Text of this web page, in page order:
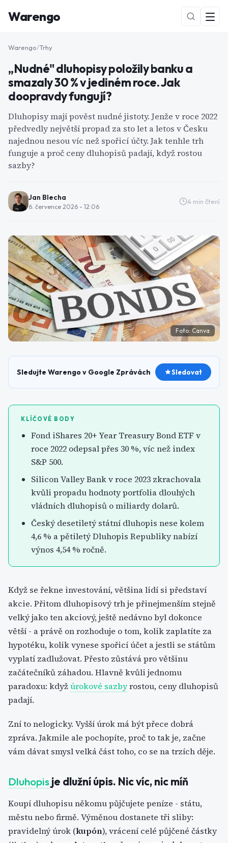
Warengo
NOVÉ
Warengo/Trhy
„Nudné" dluhopisy položily banku a
smazaly 30 % v jediném roce. Jak
doopravdy fungují?
Dluhopisy mají pověst nudné jistoty. Jenže v roce 2022
předvedly největší propad za sto let a letos v Česku
najednou nesou víc než spořicí účty. Jak tenhle trh
funguje a proč ceny dluhopisů padají, když rostou
sazby?
Jan Blecha
6. července 2026 - 12:06
4 min čtení
Foto: Canva
Sledujte Warengo v Google Zprávách Sledovat
KLÍČOVÉ BODY
Fond iShares 20+ Year Treasury Bond ETF v
roce 2022 odepsal přes 30 %, víc než index
S&P 500.
Silicon Valley Bank v roce 2023 zkrachovala
kvůli propadu hodnoty portfolia dlouhých
vládních dluhopisů o miliardy dolarů.
Český desetiletý státní dluhopis nese kolem
4,6 % a pětiletý Dluhopis Republiky nabízí
výnos 4,54 % ročně.
Když se řekne investování, většina lidí si představí
akcie. Přitom dluhopisový trh je přinejmenším stejně
velký jako ten akciový, ještě nedávno byl dokonce
větší - a právě on rozhoduje o tom, kolik zaplatíte za
hypotéku, kolik vynese spořicí účet a jestli se státům
vyplatí zadlužovat. Přesto zůstává pro většinu
začátečníků záhadou. Hlavně kvůli jednomu
paradoxu: kdyžúrokové sazbyrostou, ceny dluhopisů
padají.
Zní to nelogicky. Vyšší úrok má být přece dobrá
zpráva. Jakmile ale pochopíte, proč to tak je, začne
vám dávat smysl velká část toho, co se na trzích děje.
Dluhopisje dlužní úpis. Nic víc, nic míň
Koupí dluhopisu někomu půjčujete peníze - státu,
městu nebo firmě. Výměnou dostanete tři sliby:
pravidelný úrok (kupón), vrácení celé půjčené částky